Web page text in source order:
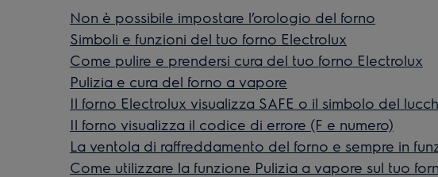
Non è possibile impostare l’orologio del forno
Simboli e funzioni del tuo forno Electrolux
Come pulire e prendersi cura del tuo forno Electrolux
Pulizia e cura del forno a vapore
Il forno Electrolux visualizza SAFE o il simbolo del
Il forno visualizza il codice di errore (F e numero)
La ventola di raffreddamento del forno e sempre in
Come utilizzare la funzione Pulizia a vapore sul tuo